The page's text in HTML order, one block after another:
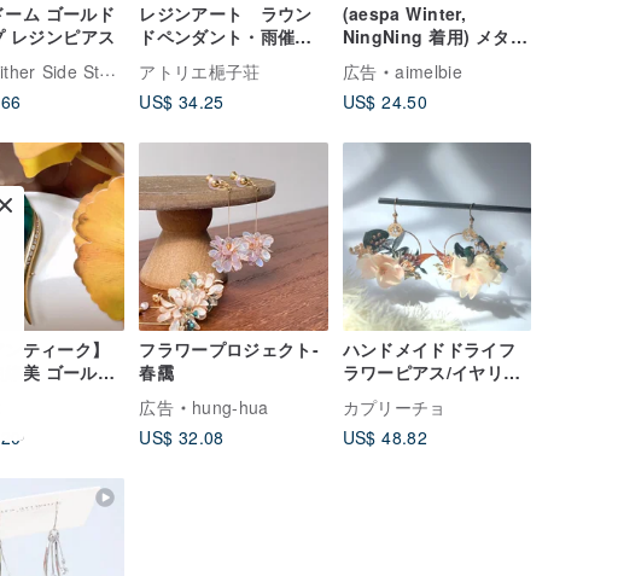
ーム ゴールド
レジンピアス
Side Store
レジンアート ラウン
ドペンダント・雨催い
2・25mm
アトリエ梔子荘
US$ 34.25
(aespa Winter,
NingNing 着用) メタリ
ック リキッド リボン
ピアス - シルバーカラ
ー
広告
aimelbie
US$ 24.50
ティーク】
線美 ゴールド
ンアゲート
ン 象嵌 ブロ
フラワープロジェクト-
春靄
広告
hung-hua
US$ 32.08
ハンドメイドドライフ
ラワーピアス/イヤリン
グ | No.06 好きな色 II
カプリーチョ
US$ 48.82